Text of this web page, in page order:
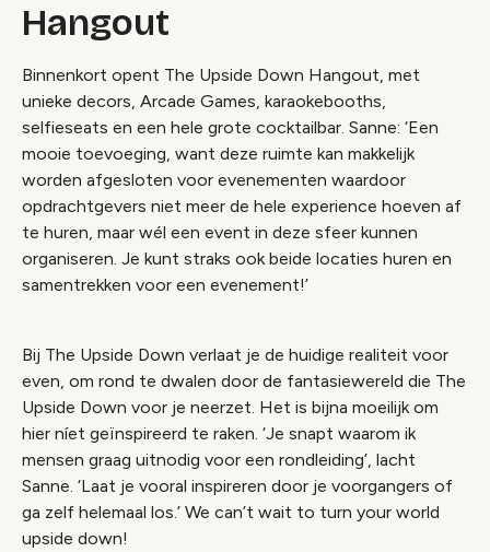
Hangout
Binnenkort opent The Upside Down Hangout, met
unieke decors, Arcade Games, karaokebooths,
selfieseats en een hele grote cocktailbar. Sanne: ‘Een
mooie toevoeging, want deze ruimte kan makkelijk
worden afgesloten voor evenementen waardoor
opdrachtgevers niet meer de hele experience hoeven af
te huren, maar wél een event in deze sfeer kunnen
organiseren. Je kunt straks ook beide locaties huren en
samentrekken voor een evenement!’
Bij The Upside Down verlaat je de huidige realiteit voor
even, om rond te dwalen door de fantasiewereld die The
Upside Down voor je neerzet. Het is bijna moeilijk om
hier níet geïnspireerd te raken. ‘Je snapt waarom ik
mensen graag uitnodig voor een rondleiding’, lacht
Sanne. ‘Laat je vooral inspireren door je voorgangers of
ga zelf helemaal los.’ We can’t wait to turn your world
upside down!